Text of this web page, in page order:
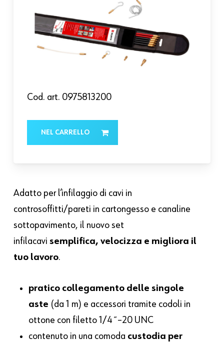
Cod. art. 0975813200
NEL CARRELLO
Adatto per l’infilaggio di cavi in
controsoffitti/pareti in cartongesso e canaline
sottopavimento, il nuovo set
infilacavi semplifica, velocizza e migliora il
tuo lavoro.
pratico collegamento delle singole
aste (da 1 m) e accessori tramite codoli in
ottone con filetto 1/4˝–20 UNC
contenuto in una comoda custodia per